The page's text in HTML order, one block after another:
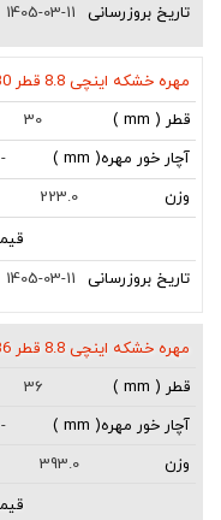
1405-03-11
مهره خشکه اینچی 8.8 قطر 30 میلیمتر M30
30
-
223.0
1405-03-11
مهره خشکه اینچی 8.8 قطر 36 میلیمتر M36
36
-
393.0